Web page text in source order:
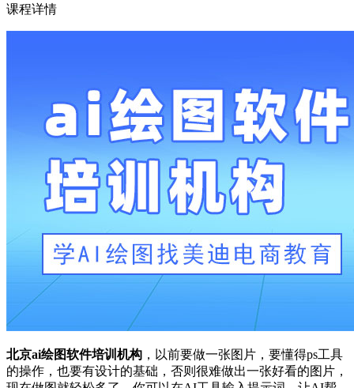
课程详情
北京ai绘图软件培训机构 ，以前要做一张图片，要懂得ps工具
的操作，也要有设计的基础，否则很难做出一张好看的图片，